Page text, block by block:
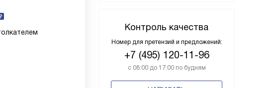
Контроль качества
Номер для претензий и предложений:
+7 (495) 120-11-96
с 08:00 до 17:00 по будням